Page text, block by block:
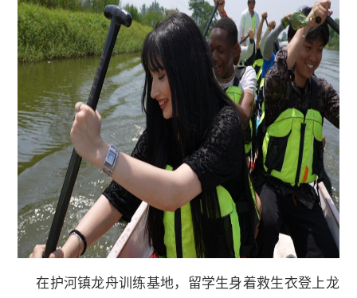
在护河镇龙舟训练基地，留学生身着救生衣登上龙